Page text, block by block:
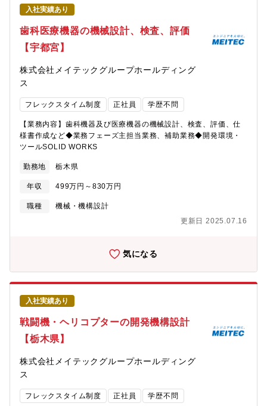
入社実績あり
歯科医療機器の機械設計、検査、評価
【宇都宮】
株式会社メイテックグループホールディング
ス
フレックスタイム制度 正社員 学歴不問
【業務内容】歯科機器及び医療機器の機械設計、検査、評価、仕
様書作成など◆業務フェーズ主担当業務、補助業務◆開発環境・
ツールSOLID WORKS
勤務地 栃木県
年収 499万円～830万円
職種
機械・機構設計
更新日 2025.07.16
気になる
入社実績あり
戦闘機・ヘリコプターの開発機構設計
【栃木県】
株式会社メイテックグループホールディング
ス
フレックスタイム制度 正社員 学歴不問